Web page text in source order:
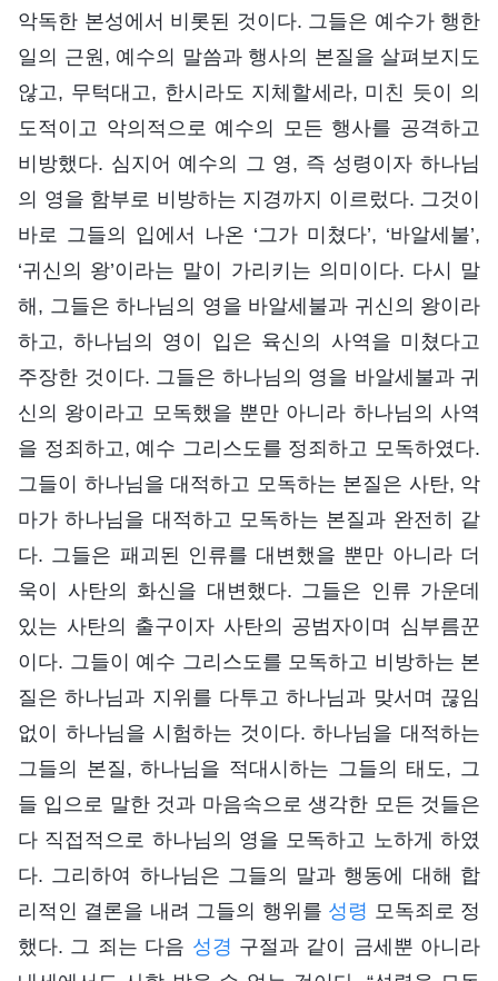
악독한 본성에서 비롯된 것이다. 그들은 예수가 행한
일의 근원, 예수의 말씀과 행사의 본질을 살펴보지도
않고, 무턱대고, 한시라도 지체할세라, 미친 듯이 의
도적이고 악의적으로 예수의 모든 행사를 공격하고
비방했다. 심지어 예수의 그 영, 즉 성령이자 하나님
의 영을 함부로 비방하는 지경까지 이르렀다. 그것이
바로 그들의 입에서 나온 ‘그가 미쳤다’, ‘바알세불’,
‘귀신의 왕’이라는 말이 가리키는 의미이다. 다시 말
해, 그들은 하나님의 영을 바알세불과 귀신의 왕이라
하고, 하나님의 영이 입은 육신의 사역을 미쳤다고
주장한 것이다. 그들은 하나님의 영을 바알세불과 귀
신의 왕이라고 모독했을 뿐만 아니라 하나님의 사역
을 정죄하고, 예수 그리스도를 정죄하고 모독하였다.
그들이 하나님을 대적하고 모독하는 본질은 사탄, 악
마가 하나님을 대적하고 모독하는 본질과 완전히 같
다. 그들은 패괴된 인류를 대변했을 뿐만 아니라 더
욱이 사탄의 화신을 대변했다. 그들은 인류 가운데
있는 사탄의 출구이자 사탄의 공범자이며 심부름꾼
이다. 그들이 예수 그리스도를 모독하고 비방하는 본
질은 하나님과 지위를 다투고 하나님과 맞서며 끊임
없이 하나님을 시험하는 것이다. 하나님을 대적하는
그들의 본질, 하나님을 적대시하는 그들의 태도, 그
들 입으로 말한 것과 마음속으로 생각한 모든 것들은
다 직접적으로 하나님의 영을 모독하고 노하게 하였
다. 그리하여 하나님은 그들의 말과 행동에 대해 합
리적인 결론을 내려 그들의 행위를 성령 모독죄로 정
했다. 그 죄는 다음 성경 구절과 같이 금세뿐 아니라